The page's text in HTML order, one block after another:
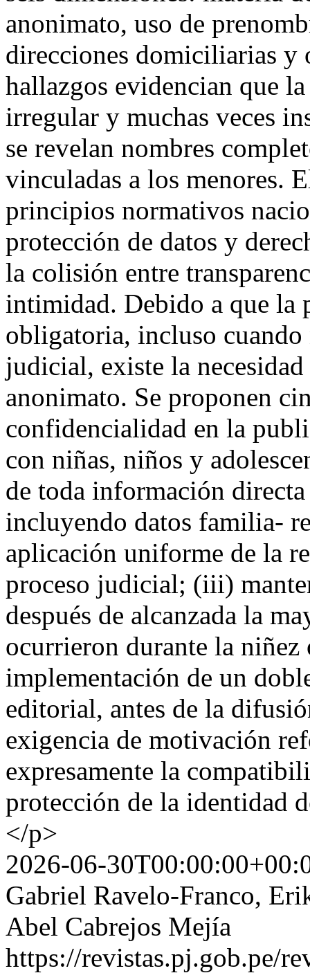
anonimato, uso de
direcciones domiciliarias y
hallazgos evidencian que
irregular y muchas veces
se revelan nombres
vinculadas a los menores.
principios normativos
protección de datos y
la colisión entre
intimidad. Debido a que la
obligatoria, incluso
judicial, existe la
anonimato. Se proponen
confidencialidad en la
con niñas, niños y
de toda información
incluyendo datos familia-
aplicación uniforme de la
proceso judicial; (iii)
después de alcanzada la
ocurrieron durante la
implementación de un
editorial, antes de la
exigencia de motivación
expresamente la
protección de la identidad
</p>
2026-06-
Gabriel Ravelo-Franco,
Abel Cabrejos Mejía
https://revistas.pj.gob.pe/